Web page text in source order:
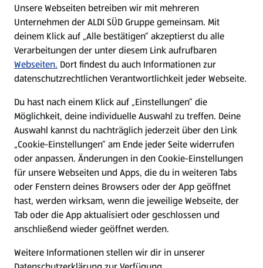
Nachhaltigkeit
Karriere
Presse
Hilfe & Kontakt
(öffnet in einem neuen Tab)
Unternehmen
Folge uns hier:
Unsere Webseiten betreiben wir mit mehreren
Unternehmen der ALDI SÜD Gruppe gemeinsam. Mit
deinem Klick auf „Alle bestätigen“ akzeptierst du alle
Verarbeitungen der unter diesem Link aufrufbaren
Webseiten. Dort findest du auch Informationen zur
datenschutzrechtlichen Verantwortlichkeit jeder Webseite.
Du hast nach einem Klick auf „Einstellungen“ die
Möglichkeit, deine individuelle Auswahl zu treffen. Deine
Auswahl kannst du nachträglich jederzeit über den Link
„Cookie-Einstellungen“ am Ende jeder Seite widerrufen
oder anpassen. Änderungen in den Cookie-Einstellungen
für unsere Webseiten und Apps, die du in weiteren Tabs
oder Fenstern deines Browsers oder der App geöffnet
hast, werden wirksam, wenn die jeweilige Webseite, der
Tab oder die App aktualisiert oder geschlossen und
anschließend wieder geöffnet werden.
Weitere Informationen stellen wir dir in unserer